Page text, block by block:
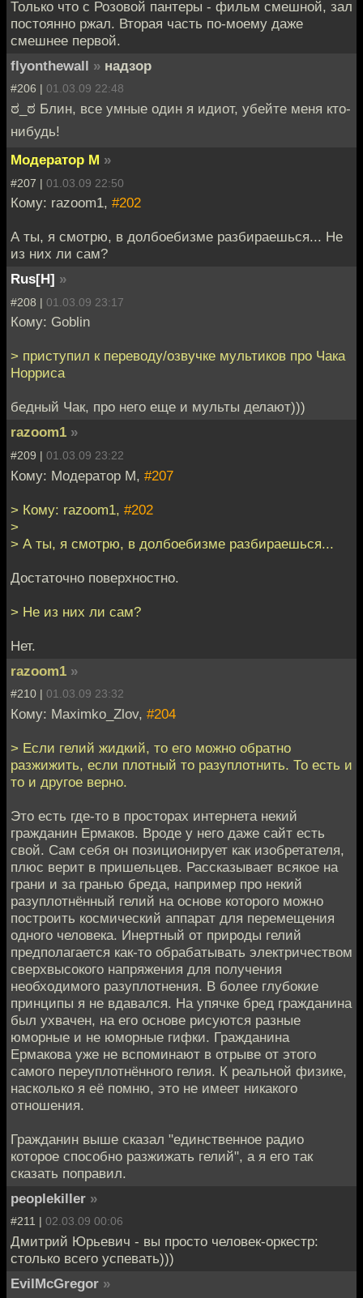
Только что с Розовой пантеры - фильм смешной, зал
постоянно ржал. Вторая часть по-моему даже
смешнее первой.
flyonthewall » надзор
#206 | 01.03.09 22:48
ಠ_ಠ Блин, все умные один я идиот, убейте меня кто-
нибудь!
Модератор М »
#207 | 01.03.09 22:50
Кому: razoom1, #202
А ты, я смотрю, в долбоебизме разбираешься... Не
из них ли сам?
Rus[H] »
#208 | 01.03.09 23:17
Кому: Goblin
> приступил к переводу/озвучке мультиков про Чака
Норриса
бедный Чак, про него еще и мульты делают)))
razoom1 »
#209 | 01.03.09 23:22
Кому: Модератор М, #207
> Кому: razoom1, #202
>
> А ты, я смотрю, в долбоебизме разбираешься...
Достаточно поверхностно.
> Не из них ли сам?
Нет.
razoom1 »
#210 | 01.03.09 23:32
Кому: Maximko_Zlov, #204
> Если гелий жидкий, то его можно обратно
разжижить, если плотный то разуплотнить. То есть и
то и другое верно.
Это есть где-то в просторах интернета некий
гражданин Ермаков. Вроде у него даже сайт есть
свой. Сам себя он позиционирует как изобретателя,
плюс верит в пришельцев. Рассказывает всякое на
грани и за гранью бреда, например про некий
разуплотнённый гелий на основе которого можно
построить космический аппарат для перемещения
одного человека. Инертный от природы гелий
предполагается как-то обрабатывать электричеством
сверхвысокого напряжения для получения
необходимого разуплотнения. В более глубокие
принципы я не вдавался. На упячке бред гражданина
был ухвачен, на его основе рисуются разные
юморные и не юморные гифки. Гражданина
Ермакова уже не вспоминают в отрыве от этого
самого переуплотнённого гелия. К реальной физике,
насколько я её помню, это не имеет никакого
отношения.
Гражданин выше сказал "единственное радио
которое способно разжижать гелий", а я его так
сказать поправил.
peoplekiller »
#211 | 02.03.09 00:06
Дмитрий Юрьевич - вы просто человек-оркестр:
столько всего успевать)))
EvilMcGregor »